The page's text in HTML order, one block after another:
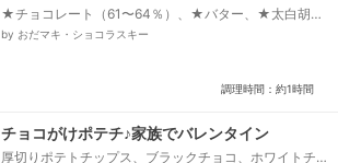
★チョコレート（61〜64％）、★バター、★太白胡麻
油、★牛乳、☆薄力粉、☆カカオパウダー、☆ベーキ
by おだマキ・ショコラスキー
調理時間：約1時間
チョコがけポテチ♪家族でバレンタイン
厚切りポテトチップス、ブラックチョコ、ホワイトチ